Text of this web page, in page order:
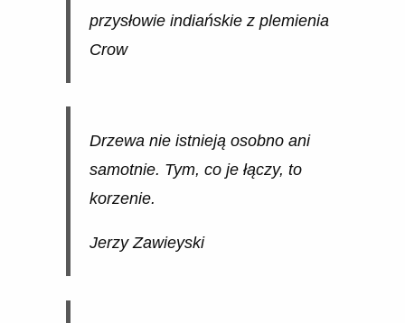
przysłowie indiańskie z plemienia
Crow
Drzewa nie istnieją osobno ani
samotnie. Tym, co je łączy, to
korzenie.
Jerzy Zawieyski